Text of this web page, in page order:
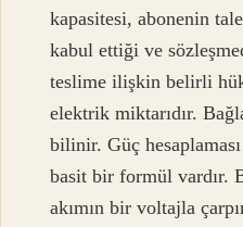
kapasitesi, abonenin
kabul ettiği ve
teslime ilişkin belirli
elektrik miktarıdır.
bilinir. Güç
basit bir formül vardır.
akımın bir voltajla